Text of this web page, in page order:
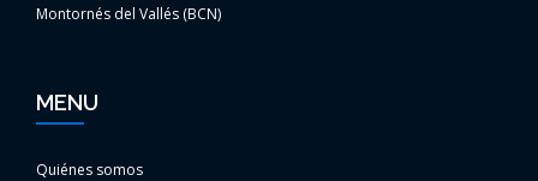
Montornés del Vallés (BCN)
MENU
Quiénes somos